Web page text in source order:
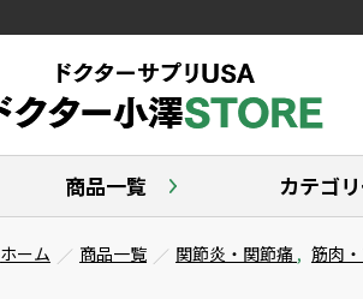
商品一覧 カテゴ
ホーム 商品一覧 関節炎・関節痛 , 筋肉